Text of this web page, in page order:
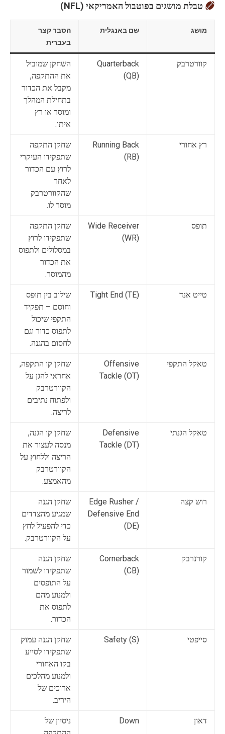
טבלת מושגים בפוטבול האמריקאי (NFL)
מושג שם באנגלית
הסבר קצר
בעברית
קוורטרבק
Quarterback
(QB)
השחקן שמוביל
את ההתקפה,
מקבל את הכדור
בתחילת המהלך
ומוסר או רץ
איתו.
רץ אחורי
Running Back
(RB)
שחקן התקפה
שתפקידו העיקרי
לרוץ עם הכדור
לאחר
שהקוורטרבק
מוסר לו.
תופס
Wide Receiver
(WR)
שחקן התקפה
שתפקידו לרוץ
במסלולים ולתפוס
את הכדור
מהמוסר.
טייט אנד Tight End (TE)
שילוב בין תופס
וחוסם – תפקיד
התקפי שיכול
לתפוס כדור וגם
לחסום בהגנה.
טאקל התקפי
Offensive
Tackle (OT)
שחקן קו התקפה,
אחראי להגן על
הקוורטרבק
ולפתוח נתיבים
לריצה.
טאקל הגנתי
Defensive
Tackle (DT)
שחקן קו הגנה,
מנסה לעצור את
הריצה וללחוץ על
הקוורטרבק
מהאמצע.
רוש קצה
Edge Rusher /
Defensive End
(DE)
שחקן הגנה
שמגיע מהצדדים
כדי להפעיל לחץ
על הקוורטרבק.
קורנרבק
Cornerback
(CB)
שחקן הגנה
שתפקידו לשמור
על התופסים
ולמנוע מהם
לתפוס את
הכדור.
סייפטי Safety (S)
שחקן הגנה עמוק
שתפקידו לסייע
בקו האחורי
ולמנוע מהלכים
ארוכים של
היריב.
דאון Down
ניסיון של